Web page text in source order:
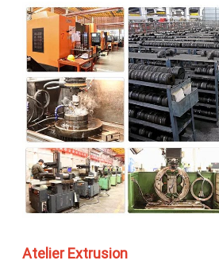
Atelier Extrusion